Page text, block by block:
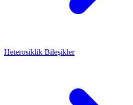
Heterosiklik Bileşikler